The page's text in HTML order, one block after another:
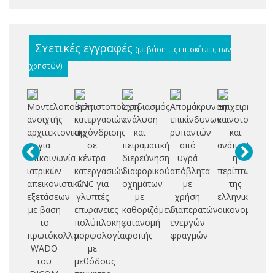
Σχετικές εγγραφές (με βάση τις επισκέψεις των
χρηστών)
Μοντελοποίηση
ανοιχτής
αρχιτεκτονικής
για
επικοινωνία
ιατρικών
απεικονιστικών
εξετάσεων
με βάση
το
πρωτόκολλο
WADO
του
Βελτιστοποίηση
κατεργασιών
εκχόνδρισης
σε
κέντρα
κατεργασιών
CNC για
γλυπτές
επιφάνειες
πολύπλοκης
μορφολογίας
με
μεθόδους
Σχεδιασμός,
ανάλυση
και
πειραματική
διερεύνηση
διαφορικού
οχημάτων
με
καθοριζόμενη
κατανομή
ροπής
Απομάκρυνση
επικίνδυνων
ρυπαντών
από
υγρά
απόβλητα
με
χρήση
διαπερατών
ενεργών
φραγμών
καινοτομία
και
ανάπτυξη:
η
περίπτωση
της
ελληνικής
οικονομίας